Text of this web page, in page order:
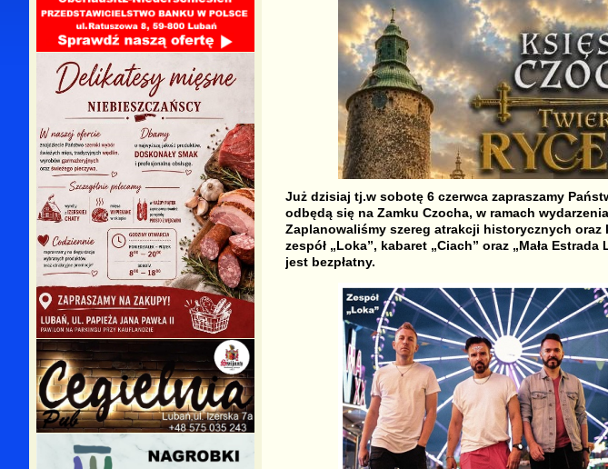
Już dzisiaj tj.w sobotę 6 czerwca zapraszamy
odbędą się na Zamku Czocha, w ramach
Zaplanowaliśmy szereg atrakcji historycznych
zespół „Loka”, kabaret „Ciach” oraz „Mała
jest bezpłatny.